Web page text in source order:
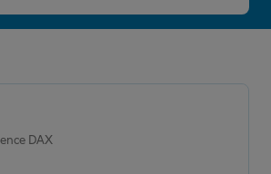
DAX